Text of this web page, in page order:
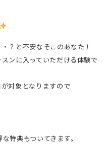
？と不安なそこのあなた！
ンに入っていただける体験で
対象となりますので
特典もついてきます。